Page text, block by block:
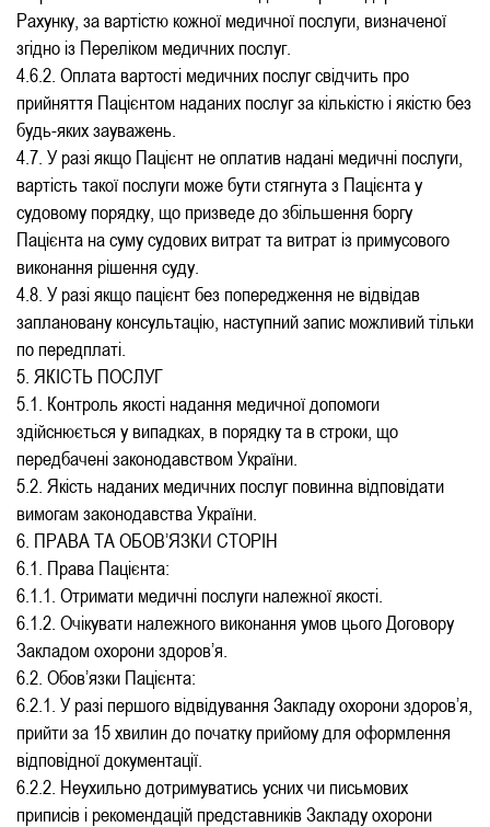
Рахунку, за вартістю кожної медичної послуги, визначеної
згідно із Переліком медичних послуг.
4.6.2. Оплата вартості медичних послуг свідчить про
прийняття Пацієнтом наданих послуг за кількістю і якістю без
будь-яких зауважень.
4.7. У разі якщо Пацієнт не оплатив надані медичні послуги,
вартість такої послуги може бути стягнута з Пацієнта у
судовому порядку, що призведе до збільшення боргу
Пацієнта на суму судових витрат та витрат із примусового
виконання рішення суду.
4.8. У разі якщо пацієнт без попередження не відвідав
заплановану консультацію, наступний запис можливий тільки
по передплаті.
5. ЯКІСТЬ ПОСЛУГ
5.1. Контроль якості надання медичної допомоги
здійснюється у випадках, в порядку та в строки, що
передбачені законодавством України.
5.2. Якість наданих медичних послуг повинна відповідати
вимогам законодавства України.
6. ПРАВА ТА ОБОВ’ЯЗКИ СТОРІН
6.1. Права Пацієнта:
6.1.1. Отримати медичні послуги належної якості.
6.1.2. Очікувати належного виконання умов цього Договору
Закладом охорони здоров’я.
6.2. Обов’язки Пацієнта:
6.2.1. У разі першого відвідування Закладу охорони здоров’я,
прийти за 15 хвилин до початку прийому для оформлення
відповідної документації.
6.2.2. Неухильно дотримуватись усних чи письмових
приписів і рекомендацій представників Закладу охорони